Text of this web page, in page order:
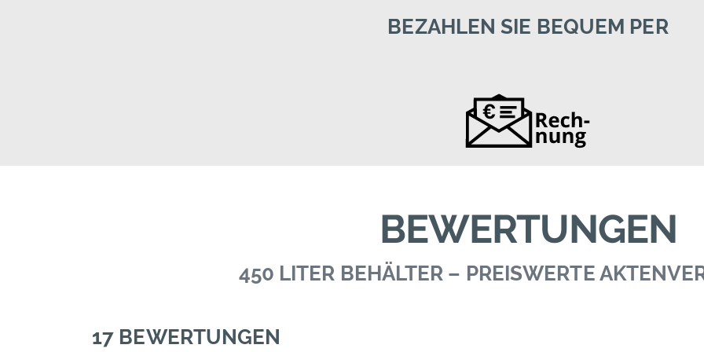
BEZAHLEN SIE BEQUEM PER
BEWERTUNGEN
450 LITER BEHÄLTER – PREISWERTE
17 BEWERTUNGEN